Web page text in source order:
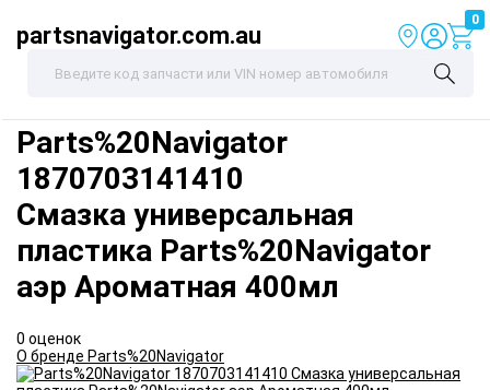
partsnavigator.com.au
0
Parts%20Navigator
1870703141410
Смазка универсальная
пластика Parts%20Navigator
аэр Ароматная 400мл
0 оценок
О бренде Parts%20Navigator